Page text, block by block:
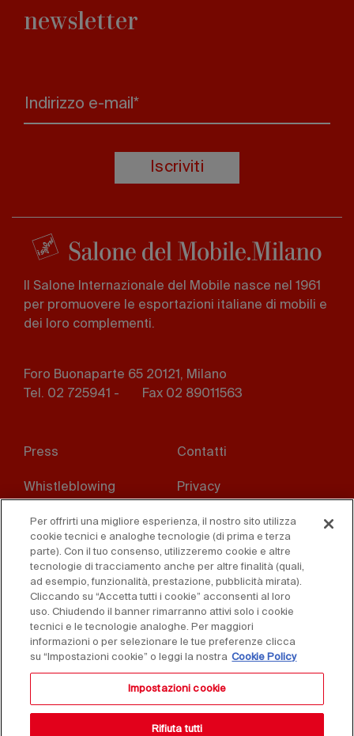
newsletter
Indirizzo e-mail*
Iscriviti
Il Salone Internazionale del Mobile nasce nel 1961
per promuovere le esportazioni italiane di mobili e
dei loro complementi.
Foro Buonaparte 65 20121, Milano
Tel. 02 725941 -
Fax 02 89011563
menu
Press Contatti
Whistleblowing Privacy
Disclaimer D. Lgs. 231/01
Cookies Condizioni di vendita
Dichiarazione di
accessibilità
Per offrirti una migliore esperienza, il nostro sito utilizza
cookie tecnici e analoghe tecnologie (di prima e terza
parte). Con il tuo consenso, utilizzeremo cookie e altre
tecnologie di tracciamento anche per altre finalità (quali,
ad esempio, funzionalità, prestazione, pubblicità mirata).
Cliccando su “Accetta tutti i cookie” acconsenti al loro
uso. Chiudendo il banner rimarranno attivi solo i cookie
tecnici e le tecnologie analoghe. Per maggiori
informazioni o per selezionare le tue preferenze clicca
su “Impostazioni cookie” o leggi la nostra Cookie Policy
Impostazioni cookie
Rifiuta tutti